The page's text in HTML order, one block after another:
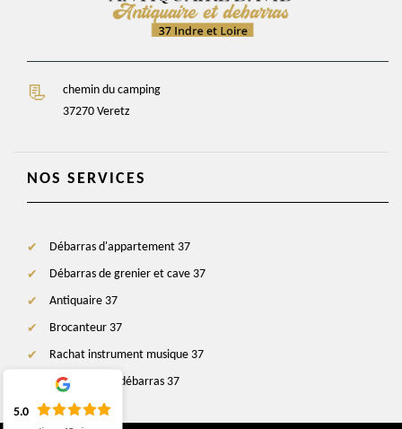
chemin du camping
37270 Veretz
NOS SERVICES
Débarras d'appartement 37
Débarras de grenier et cave 37
Antiquaire 37
Brocanteur 37
Rachat instrument musique 37
Entreprise de débarras 37
5.0